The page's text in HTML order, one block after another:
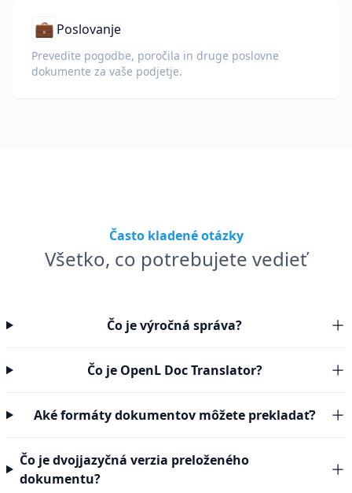
💼 Poslovanje
Prevedite pogodbe, poročila in druge poslovne
dokumente za vaše podjetje.
Často kladené otázky
Všetko, co potrebujete vedieť
Čo je výročná správa?
Čo je OpenL Doc Translator?
Aké formáty dokumentov môžete prekladať?
Čo je dvojjazyčná verzia preloženého
dokumentu?